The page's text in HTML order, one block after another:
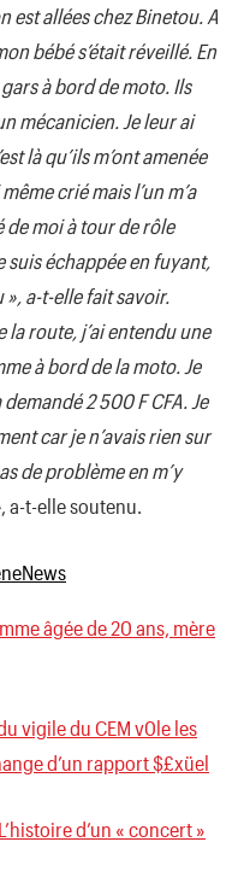
est allées chez Binetou. A
bébé s’était réveillé. En
à bord de moto. Ils
mécanicien. Je leur ai
là qu’ils m’ont amenée
crié mais l’un m’a
de moi à tour de rôle
suis échappée en fuyant,
», a-t-elle fait savoir.
route, j’ai entendu une
à bord de la moto. Je
2 500 F CFA. Je
car je n’avais rien sur
de problème en m’y
, a-t-elle soutenu.
âgée de 20 ans, mère
vigile du CEM v0le les
d’un rapport $£xüel
d’un « concert »